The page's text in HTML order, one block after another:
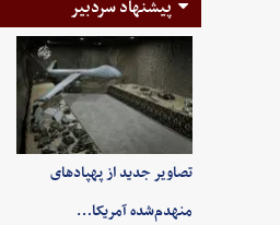
پیشنهاد سردبیر
تصاویر جدید از پهپادهای
منهدم‌شده آمریکا…